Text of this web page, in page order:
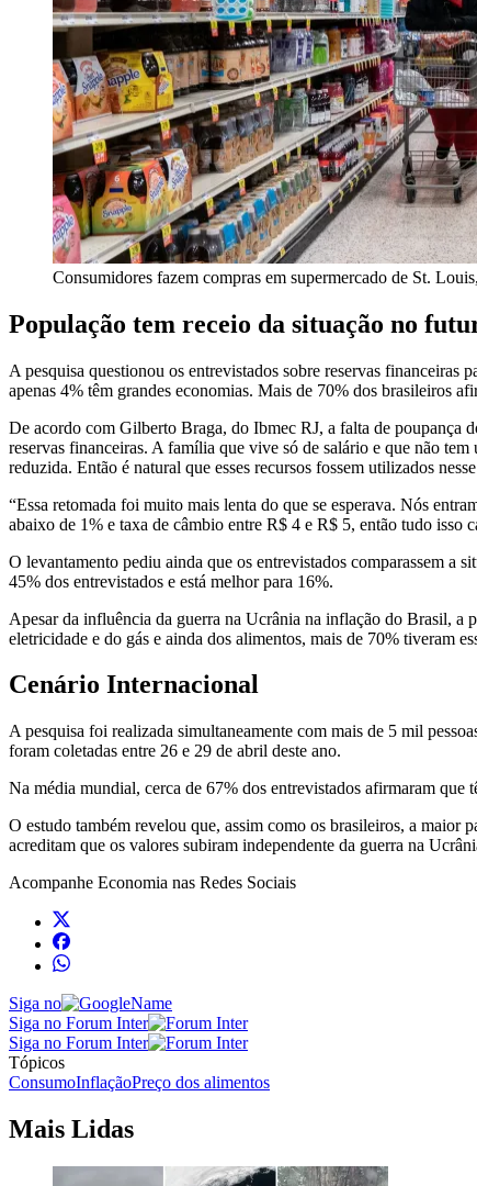
Consumidores fazem compras em supermercado de St.
População tem receio da situação no
A pesquisa questionou os entrevistados sobre reservas financeiras
apenas 4% têm grandes economias. Mais de 70% dos brasileiros
De acordo com Gilberto Braga, do Ibmec RJ, a falta de poupança
reservas financeiras. A família que vive só de salário e que não
reduzida. Então é natural que esses recursos fossem utilizados
“Essa retomada foi muito mais lenta do que se esperava. Nós
abaixo de 1% e taxa de câmbio entre R$ 4 e R$ 5, então tudo isso
O levantamento pediu ainda que os entrevistados comparassem a
45% dos entrevistados e está melhor para 16%.
Apesar da influência da guerra na Ucrânia na inflação do Brasil, a
eletricidade e do gás e ainda dos alimentos, mais de 70% tiveram
Cenário Internacional
A pesquisa foi realizada simultaneamente com mais de 5 mil
foram coletadas entre 26 e 29 de abril deste ano.
Na média mundial, cerca de 67% dos entrevistados afirmaram
O estudo também revelou que, assim como os brasileiros, a maior
acreditam que os valores subiram independente da guerra na
Acompanhe Economia nas Redes Sociais
Siga no
Siga no Forum Inter
Siga no Forum Inter
Tópicos
ConsumoInflaçãoPreço dos alimentos
Mais Lidas